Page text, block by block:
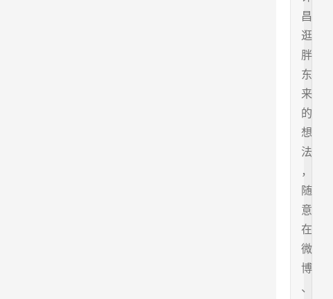
昌
逛
胖
东
来
的
想
法
，
随
意
在
微
博
、